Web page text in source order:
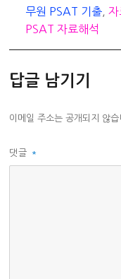
고
리
무원 PSAT 기출 ,자
PSAT 자료해석
답글 남기기
이메일 주소는 공개되지 않습
댓글 *